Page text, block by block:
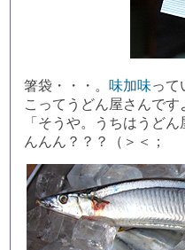
箸袋・・・。 味加味って
こってうどん屋さんです
「そうや。うちはうどん
んんん？？？（＞＜；